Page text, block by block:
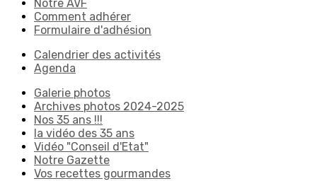
Notre AVF
Comment adhérer
Formulaire d'adhésion
Calendrier des activités
Agenda
Galerie photos
Archives photos 2024-2025
Nos 35 ans !!!
la vidéo des 35 ans
Vidéo "Conseil d'Etat"
Notre Gazette
Vos recettes gourmandes